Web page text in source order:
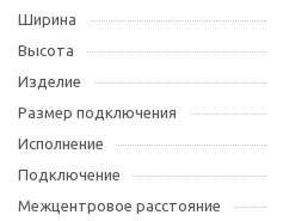
Ширина
Высота
Изделие
Размер подключения
Исполнение
Подключение
Межцентровое расстояние